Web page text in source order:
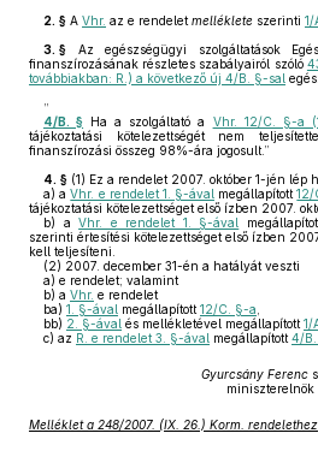
2. § A Vhr. az e rendelet melléklete szerinti 1/
3. § Az egészségügyi szolgáltatások
finanszírozásának részletes szabályairól szóló
továbbiakban: R.) a következő új 4/B. §-sal
4/B. § Ha a szolgáltató a Vhr. 12/C. §-a
tájékoztatási kötelezettségét nem
finanszírozási összeg 98%-ára jogosult.”
4. § (1) Ez a rendelet 2007. október 1-jén lép
a) aVhr. e rendelet 1. §-ával megállapított12/
tájékoztatási kötelezettséget első ízben 2007.
b) aVhr. e rendelet 1. §-ával
szerinti értesítési kötelezettséget első ízben
kell teljesíteni.
(2) 2007. december 31-én a hatályát veszti
a) e rendelet; valamint
b) a Vhr. e rendelet
ba) 1. §-ával megállapított 12/C. §-a
bb) 2. §-ával és mellékletével megállapított 1/
c) az R. e rendelet 3. §-ával megállapított 4/
Gyurcsány Ferenc
miniszterelnök
Melléklet a 248/2007. (IX. 26.) Korm. rendelethez